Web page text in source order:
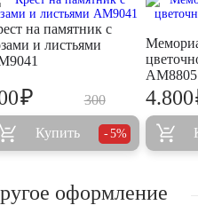
на памятник с
и листьями
300
₽
Купить 5%
AM8805
4.800
оформление